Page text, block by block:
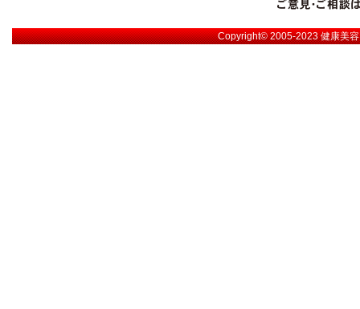
Copyright© 2005-2023健康美